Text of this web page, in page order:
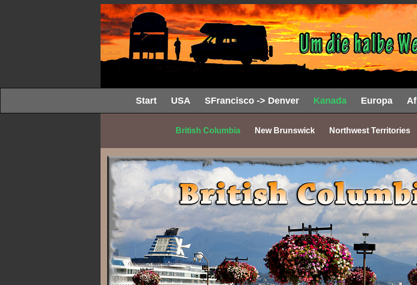
Start USA SFrancisco -> Denver Kanada Europa
British Columbia New Brunswick Northwest Territories